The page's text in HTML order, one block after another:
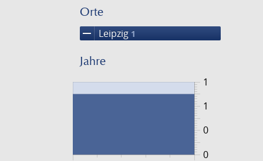
Orte
remove Leipzig 1
Jahre
0
1
0
1